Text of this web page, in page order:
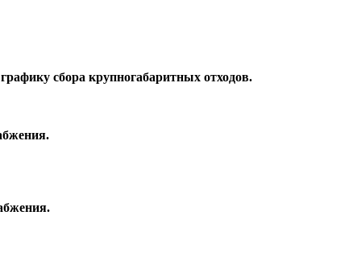
сбора крупногабаритных отходов.